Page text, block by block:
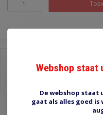
Stel een vraag over dit product
Webshop staat
De webshop staat
gaat als alles goed is